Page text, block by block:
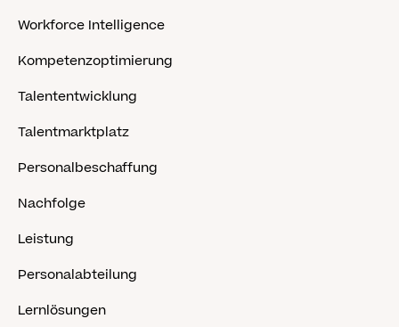
Workforce Intelligence
Kompetenzoptimierung
Talententwicklung
Talentmarktplatz
Personalbeschaffung
Nachfolge
Leistung
Personalabteilung
Lernlösungen